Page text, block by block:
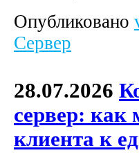
Опубликовано
Сервер
28.07.2026
сервер: как
клиента к